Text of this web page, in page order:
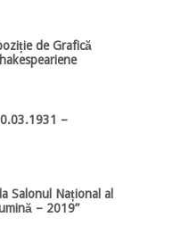
de Grafică
–
Salonul Național al
– 2019”